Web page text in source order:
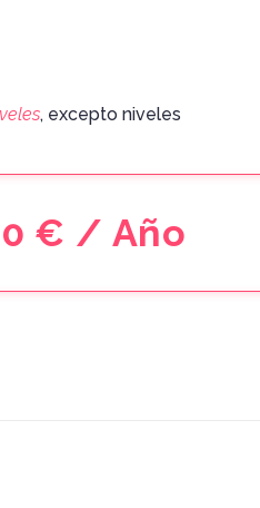
, excepto niveles
€ / Año